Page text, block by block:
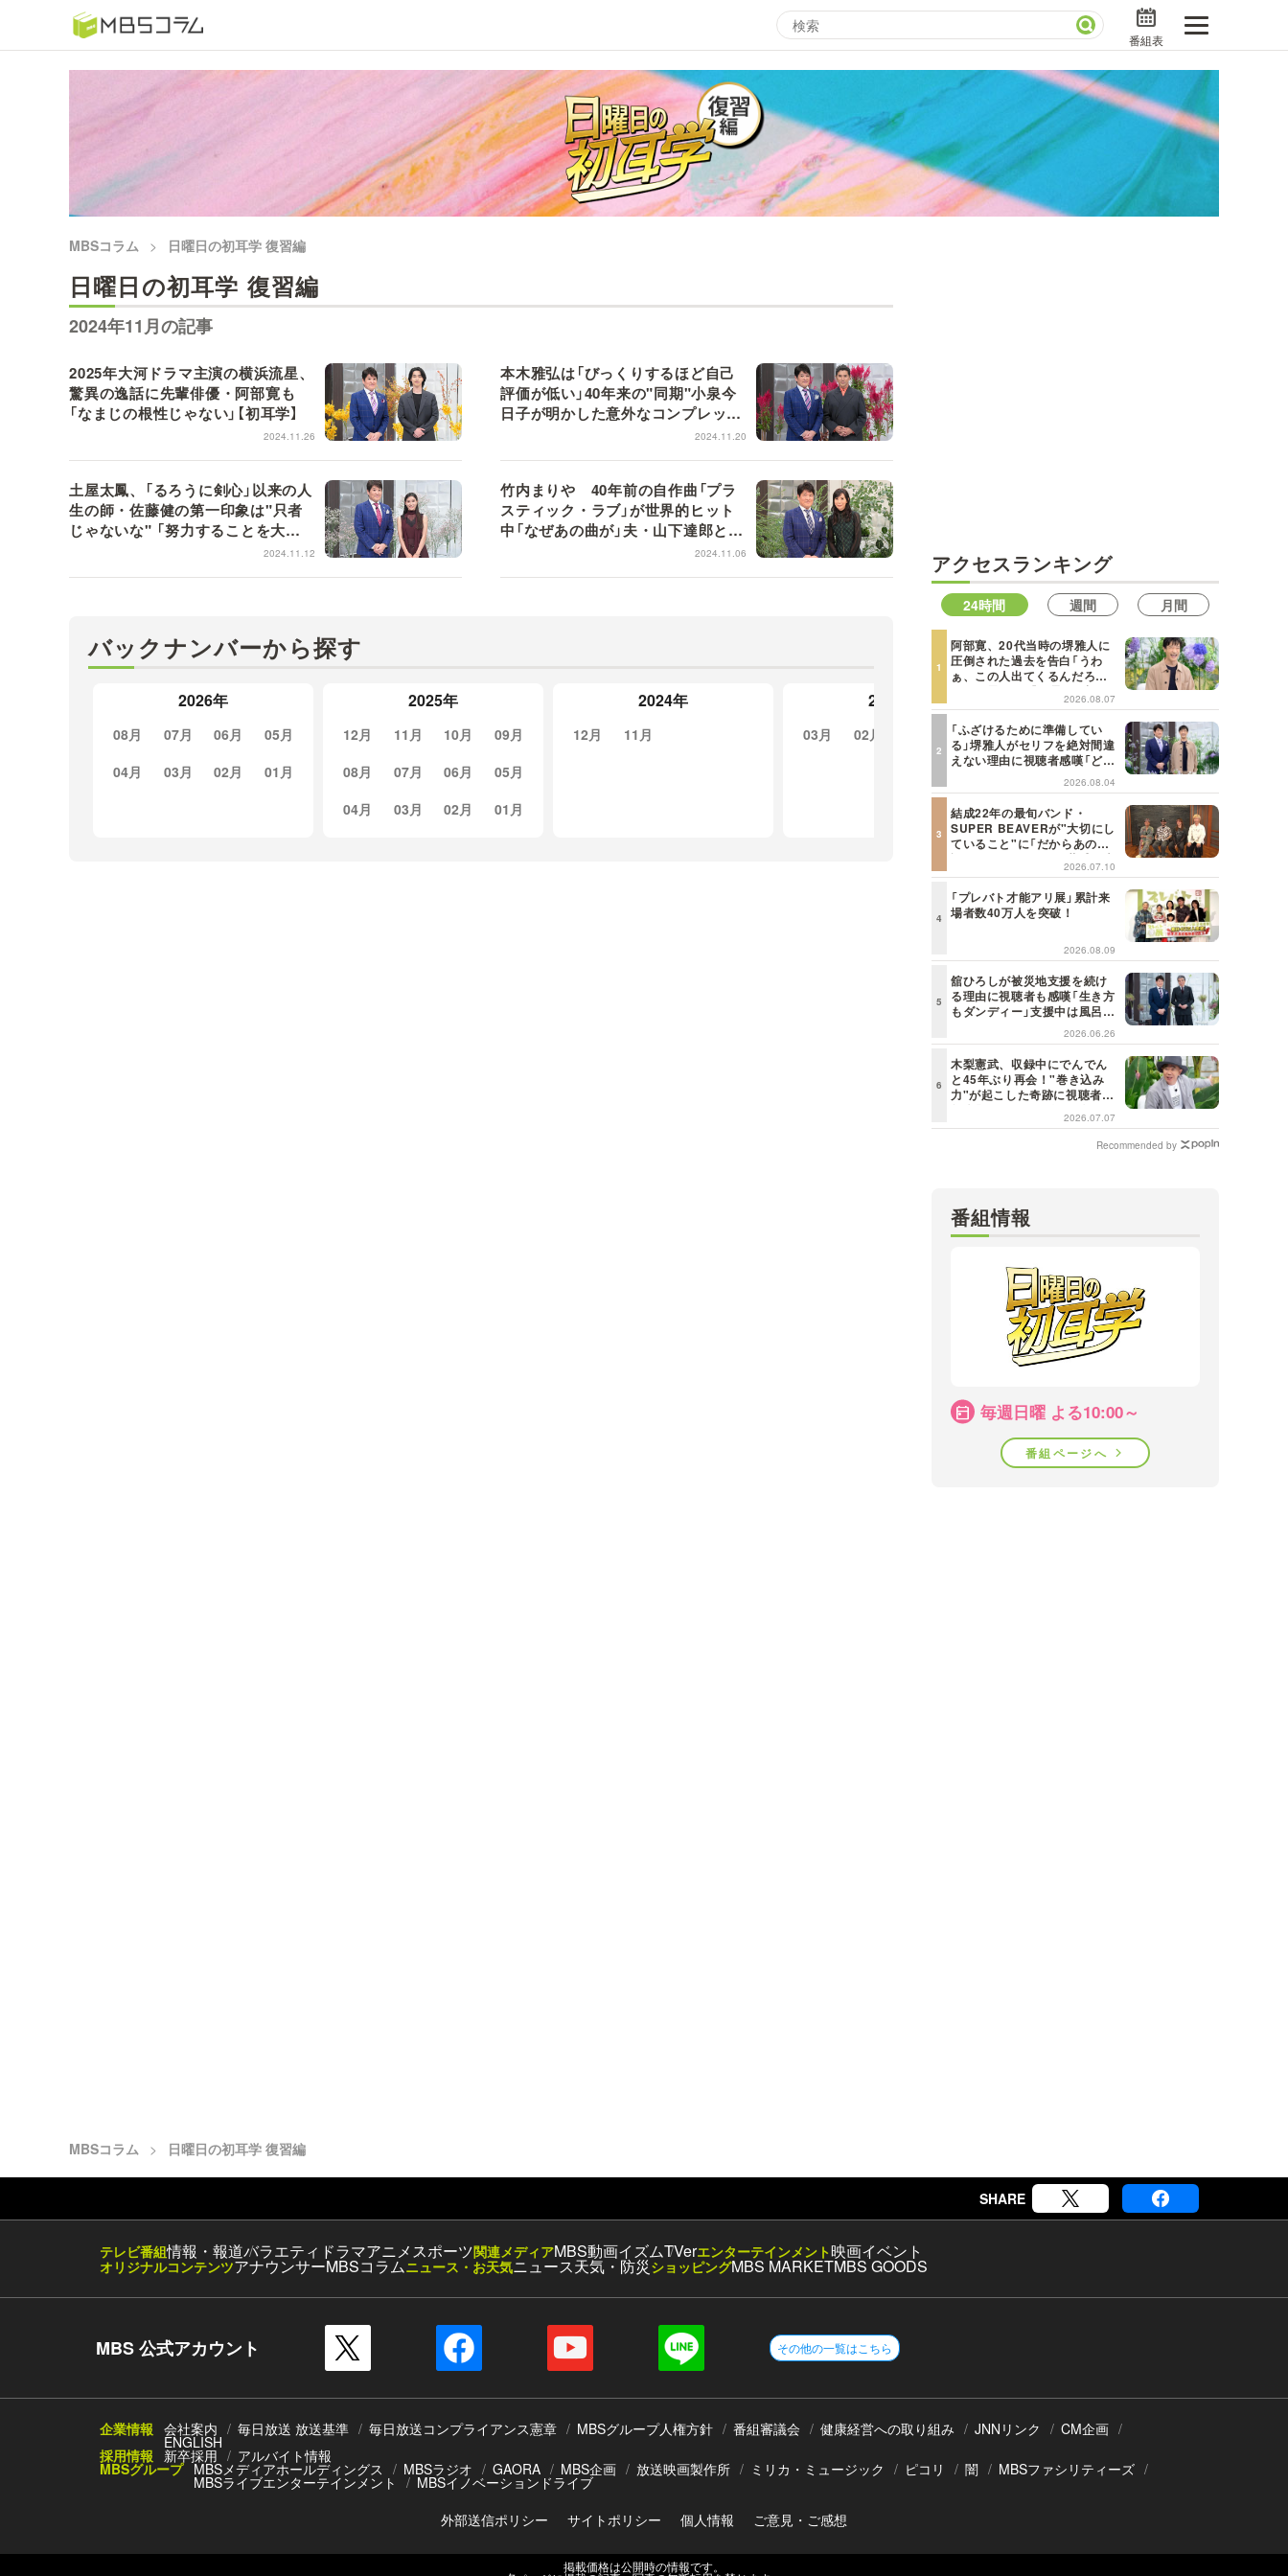
番組表
番組コラムから探す
日曜日の初耳学 復習編 エンタメMBS 3分で読める！『ザ・リーダー』たちの泣き笑い
もう一度楽しむプレバト サタプラ ～気になる情報をちょこっとプラス～ 所さんお届けモノです！の気になるトコロ
推しといつまでも 月曜の蛙、大海を知る。
マニアックでメカニカルそしてＭＢＳ的なＭなスポー
何が起こるかホンマにわからん！？「ごぶごぶ」のトリ
セツ
5分で読める！教えてもらう前と後
MBSコラム 日曜日の初耳学 復習編
日曜日の初耳学 復習編
2024年11月の記事
2025年大河ドラマ主演の横浜流星、
驚異の逸話に先輩俳優・阿部寛も
「なまじの根性じゃない」【初耳学】
2024.11.26
本木雅弘は「びっくりするほど自己
評価が低い」40年来の"同期"小泉今
日子が明かした意外なコンプレック
2024.11.20
土屋太鳳、「るろうに剣心」以来の人
生の師・佐藤健の第一印象は"只者
じゃないな" 「努力することを大切
にするし、人を置いていかない」【日
2024.11.12
竹内まりや 40年前の自作曲「プラ
スティック・ラブ」が世界的ヒット
中「なぜあの曲が」夫・山下達郎と分
析するも「答えがなくて...」林修に打
2024.11.06
バックナンバーから探す
2026年
08月 07月 06月
05月
04月
03月 02月 01月
2025年
12月 11月 10月
09月
08月
07月 06月
05月
04月
03月 02月 01月
2024年
12月 11月
2023年
03月 02月
2022年
12月 11月 10月
09月
08月
07月 06月
05月
04月
02月 01月
アクセスランキング
24時間 週間 月間
阿部寛、20代当時の堺雅人に
圧倒された過去を告白「うわ
ぁ、この人出てくるんだろう
な、と思った」【日曜日の初耳
学】
2026.08.07
「ふざけるために準備してい
る」堺雅人がセリフを絶対間違
えない理由に視聴者感嘆「どん
な仕事にも当てはまる」【日曜
日の初耳学】
2026.08.04
結成22年の最旬バンド・
SUPER BEAVERが"大切にし
ていること"に「だからあの歌
詞が届けられるんだ」共感の声
＜日曜日の初耳学＞ 2026.07.10
「プレバト才能アリ展」累計来
場者数40万人を突破！
2026.08.09
舘ひろしが被災地支援を続け
る理由に視聴者も感嘆「生き方
もダンディー」支援中は風呂に
も入らず寝袋で寝泊まり【日曜
日の初耳学】
2026.06.26
木梨憲武、収録中にでんでん
と45年ぶり再会！"巻き込み
力"が起こした奇跡に視聴者も
興奮「これがテレビの面白さだ
よね！」＜日曜日の初耳学＞
2026.07.07
Recommended by
番組情報
毎週日曜 よる10:00～
番組ページへ
MBSコラム 日曜日の初耳学 復習編
SHARE
テレビ番組情報・報道バラエティ ドラマアニメスポーツ関連メディアMBS動画イズムTVerエンターテインメント映画イベント
オリジナルコンテンツアナウンサーMBSコラムニュース・お天気ニュース天気・防災 ショッピングMBS MARKETMBS GOODS
MBS 公式アカウント その他の一覧はこちら
企業情報 会社案内 毎日放送 放送基準 毎日放送コンプライアンス憲章 MBSグループ人権方針 番組審議会 健康経営への取り組み JNNリンク CM企画
ENGLISH
採用情報 新卒採用 アルバイト情報
MBSグループ MBSメディアホールディングス MBSラジオ GAORA MBS企画 放送映画製作所 ミリカ・ミュージック ピコリ 闇 MBSファシリティーズ
MBSライブエンターテインメント
MBSイノベーションドライブ
外部送信ポリシー
サイトポリシー 個人情報 ご意見・ご感想
掲載価格は公開時の情報です。